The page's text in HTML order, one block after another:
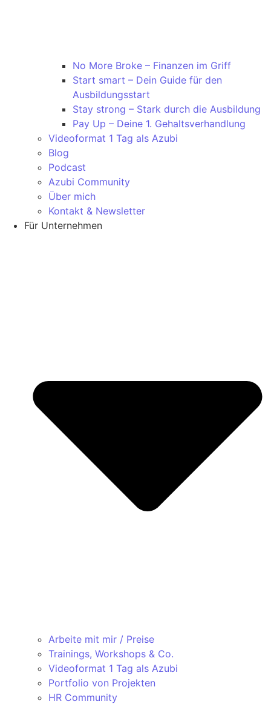
No More Broke – Finanzen im Griff
Start smart – Dein Guide für den
Ausbildungsstart
Stay strong – Stark durch die Ausbildung
Pay Up – Deine 1. Gehaltsverhandlung
Videoformat 1 Tag als Azubi
Blog
Podcast
Azubi Community
Über mich
Kontakt & Newsletter
Für Unternehmen
Arbeite mit mir / Preise
Trainings, Workshops & Co.
Videoformat 1 Tag als Azubi
Portfolio von Projekten
HR Community